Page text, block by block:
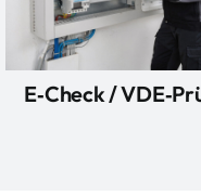
E‑Check /